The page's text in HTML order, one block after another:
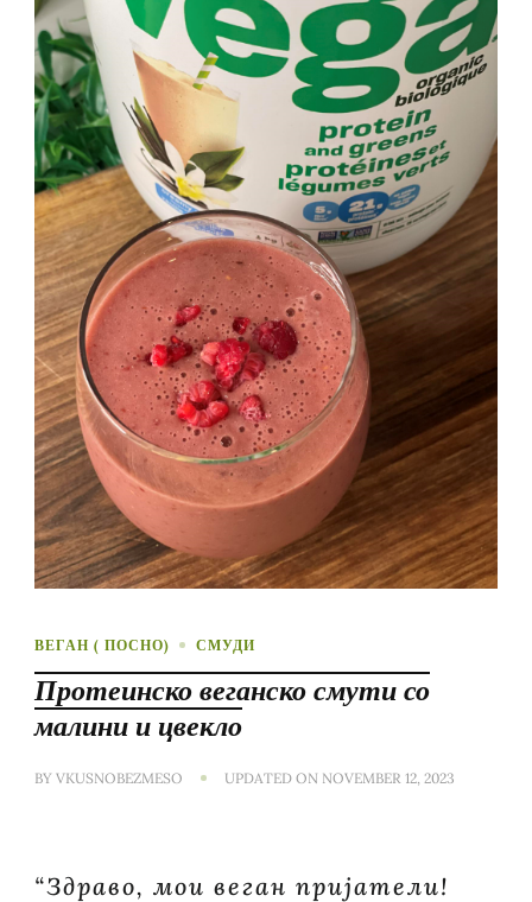
ВЕГАН ( ПОСНО) СМУДИ
Протеинско веганско смути со
малини и цвекло
BY VKUSNOBEZMESO UPDATED ON NOVEMBER 12, 2023
“Здраво, мои веган пријатели!